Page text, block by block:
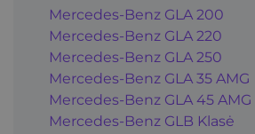
Mercedes-Benz GLA 200
Mercedes-Benz GLA 220
Mercedes-Benz GLA 250
Mercedes-Benz GLA 35 AMG
Mercedes-Benz GLA 45 AMG
Mercedes-Benz GLB Klasė